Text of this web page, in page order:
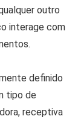
outro
interage com
definido
tipo de
receptiva